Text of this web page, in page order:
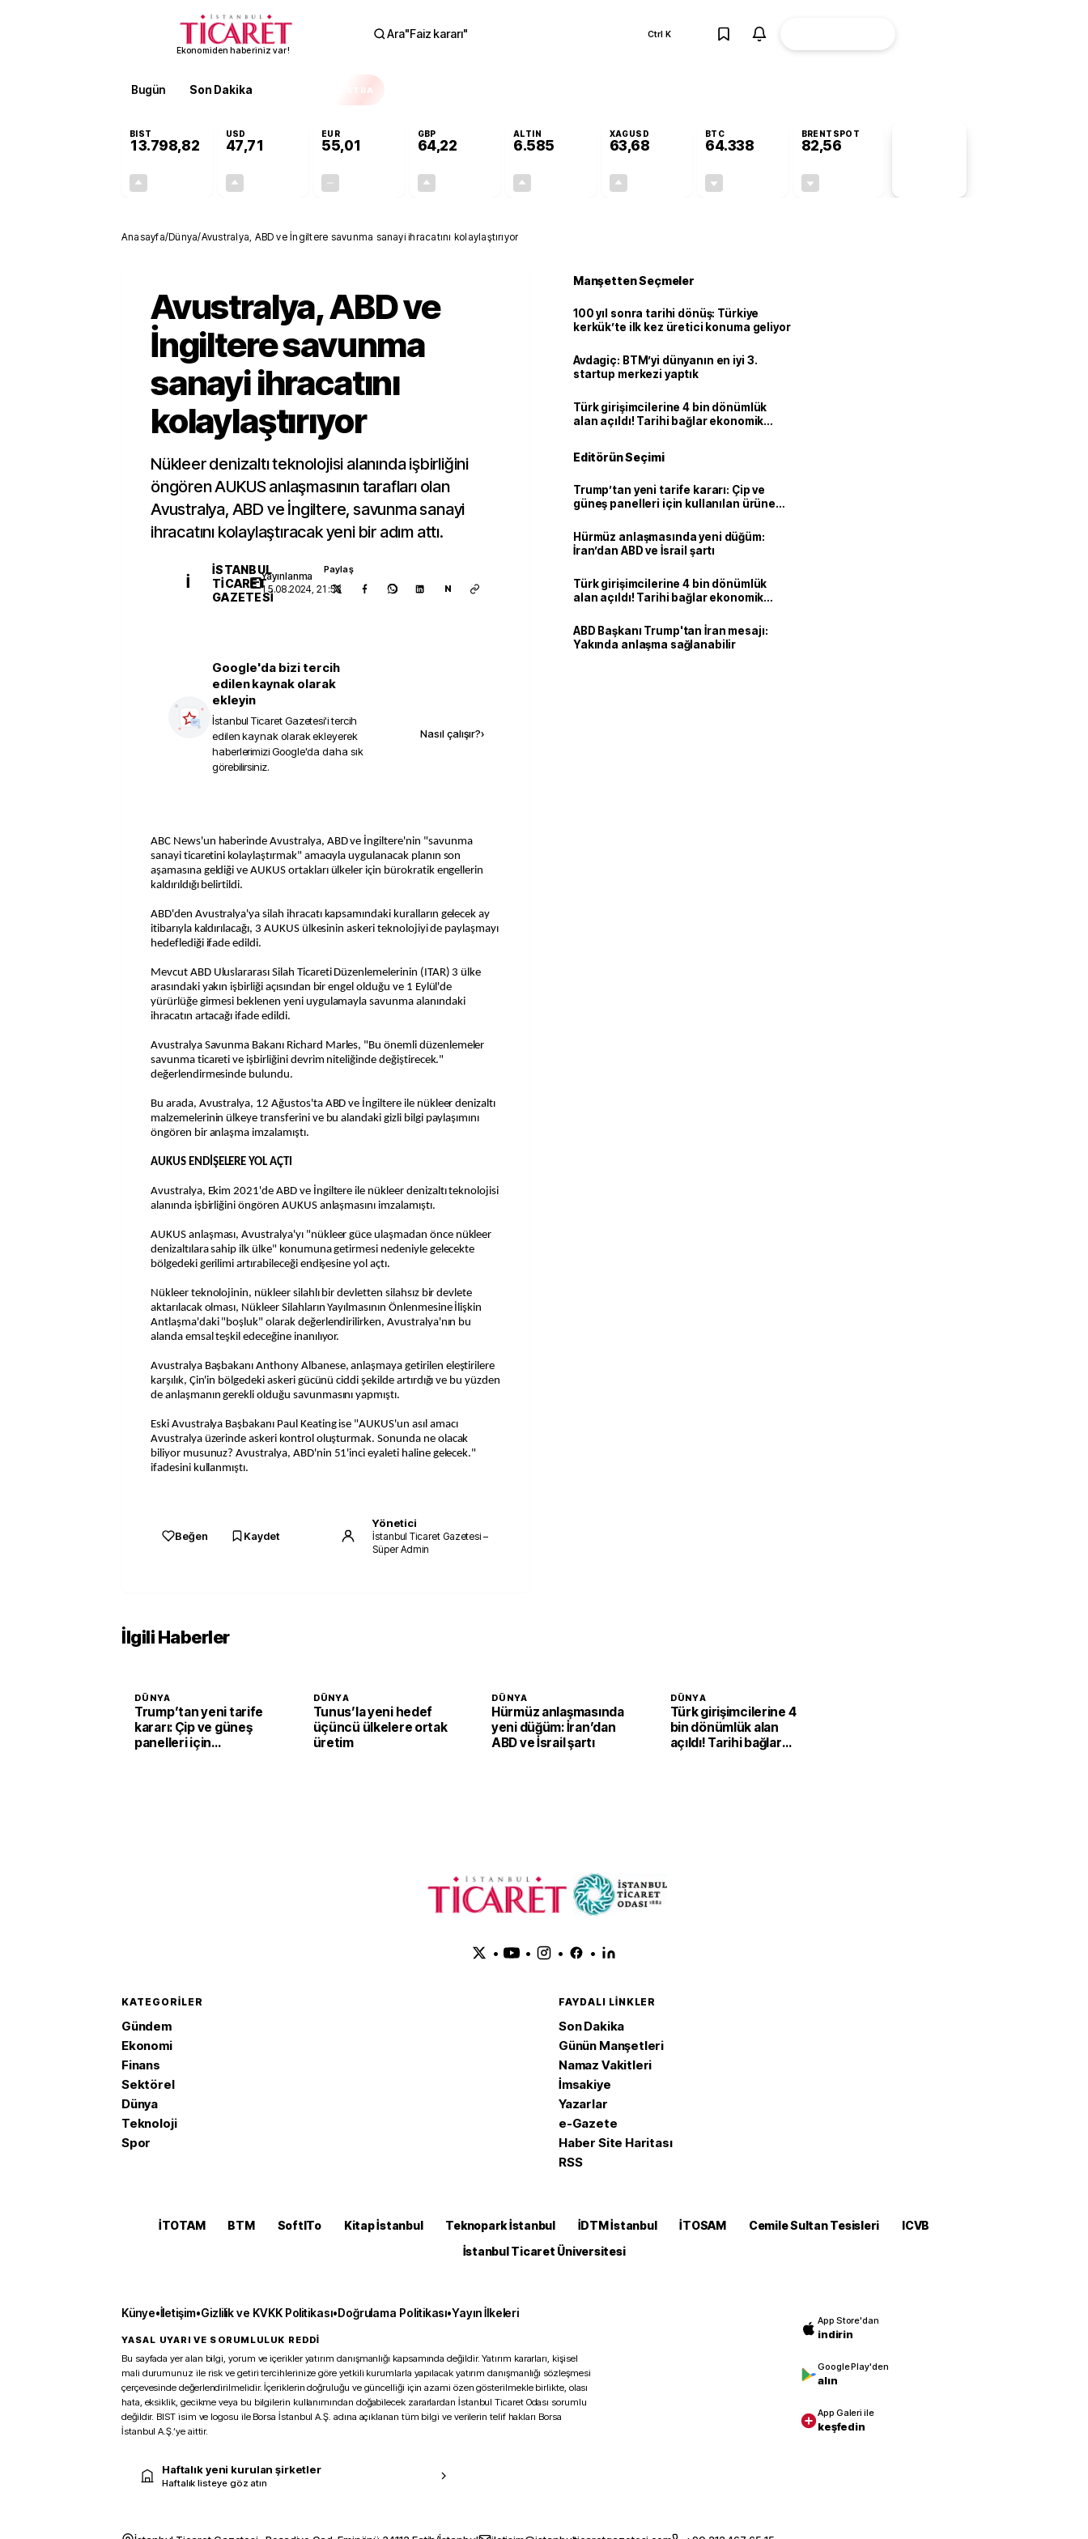
Ekonomiden haberiniz var!
Ara"Faiz kararı" Ctrl K
Bugün Son Dakika EKSTRA
BIST
13.798,82
USD
47,71
EUR
55,01
GBP
64,22
ALTIN
6.585
XAGUSD
63,68
BTC
64.338
BRENTSPOT
82,56
Anasayfa/Dünya/Avustralya, ABD ve İngiltere savunma sanayi ihracatını kolaylaştırıyor
Avustralya, ABD ve
İngiltere savunma
sanayi ihracatını
kolaylaştırıyor
Nükleer denizaltı teknolojisi alanında işbirliğini
öngören AUKUS anlaşmasının tarafları olan
Avustralya, ABD ve İngiltere, savunma sanayi
ihracatını kolaylaştıracak yeni bir adım attı.
İ
İSTANBUL
TICARET
GAZETESI
Yayınlanma
15.08.2024, 21:53
Paylaş
N
Google'da bizi tercih
edilen kaynak olarak
ekleyin
İstanbul Ticaret Gazetesi'i tercih
edilen kaynak olarak ekleyerek
haberlerimizi Google'da daha sık
görebilirsiniz.
Nasıl çalışır?›
ABC News'un haberinde Avustralya, ABD ve İngiltere'nin "savunma
sanayi ticaretini kolaylaştırmak" amacıyla uygulanacak planın son
aşamasına geldiği ve AUKUS ortakları ülkeler için bürokratik engellerin
kaldırıldığı belirtildi.
ABD'den Avustralya'ya silah ihracatı kapsamındaki kuralların gelecek ay
itibarıyla kaldırılacağı, 3 AUKUS ülkesinin askeri teknolojiyi de paylaşmayı
hedeflediği ifade edildi.
Mevcut ABD Uluslararası Silah Ticareti Düzenlemelerinin (ITAR) 3 ülke
arasındaki yakın işbirliği açısından bir engel olduğu ve 1 Eylül'de
yürürlüğe girmesi beklenen yeni uygulamayla savunma alanındaki
ihracatın artacağı ifade edildi.
Avustralya Savunma Bakanı Richard Marles, "Bu önemli düzenlemeler
savunma ticareti ve işbirliğini devrim niteliğinde değiştirecek."
değerlendirmesinde bulundu.
Bu arada, Avustralya, 12 Ağustos'ta ABD ve İngiltere ile nükleer denizaltı
malzemelerinin ülkeye transferini ve bu alandaki gizli bilgi paylaşımını
öngören bir anlaşma imzalamıştı.
AUKUS ENDİŞELERE YOL AÇTI
Avustralya, Ekim 2021'de ABD ve İngiltere ile nükleer denizaltı teknolojisi
alanında işbirliğini öngören AUKUS anlaşmasını imzalamıştı.
AUKUS anlaşması, Avustralya'yı "nükleer güce ulaşmadan önce nükleer
denizaltılara sahip ilk ülke" konumuna getirmesi nedeniyle gelecekte
bölgedeki gerilimi artırabileceği endişesine yol açtı.
Nükleer teknolojinin, nükleer silahlı bir devletten silahsız bir devlete
aktarılacak olması, Nükleer Silahların Yayılmasının Önlenmesine İlişkin
Antlaşma'daki "boşluk" olarak değerlendirilirken, Avustralya'nın bu
alanda emsal teşkil edeceğine inanılıyor.
Avustralya Başbakanı Anthony Albanese, anlaşmaya getirilen eleştirilere
karşılık, Çin'in bölgedeki askeri gücünü ciddi şekilde artırdığı ve bu yüzden
de anlaşmanın gerekli olduğu savunmasını yapmıştı.
Eski Avustralya Başbakanı Paul Keating ise "AUKUS'un asıl amacı
Avustralya üzerinde askeri kontrol oluşturmak. Sonunda ne olacak
biliyor musunuz? Avustralya, ABD'nin 51'inci eyaleti haline gelecek."
ifadesini kullanmıştı.
Beğen Kaydet
Yönetici
İstanbul Ticaret Gazetesi –
Süper Admin
Manşetten Seçmeler
100 yıl sonra tarihi dönüş: Türkiye
kerkük’te ilk kez üretici konuma geliyor
Avdagiç: BTM’yi dünyanın en iyi 3.
startup merkezi yaptık
Türk girişimcilerine 4 bin dönümlük
alan açıldı! Tarihi bağlar ekonomik
Editörün Seçimi
Trump’tan yeni tarife kararı: Çip ve
güneş panelleri için kullanılan ürüne
Hürmüz anlaşmasında yeni düğüm:
İran’dan ABD ve İsrail şartı
Türk girişimcilerine 4 bin dönümlük
alan açıldı! Tarihi bağlar ekonomik
ABD Başkanı Trump'tan İran mesajı:
Yakında anlaşma sağlanabilir
İlgili Haberler
DÜNYA
Trump’tan yeni tarife
kararı: Çip ve güneş
panelleri için
DÜNYA
Tunus’la yeni hedef
üçüncü ülkelere ortak
üretim
DÜNYA
Hürmüz anlaşmasında
yeni düğüm: İran’dan
ABD ve İsrail şartı
DÜNYA
Türk girişimcilerine 4
bin dönümlük alan
açıldı! Tarihi bağlar
• • • •
KATEGORILER
Gündem
Ekonomi
Finans
Sektörel
Dünya
Teknoloji
Spor
FAYDALI LINKLER
Son Dakika
Günün Manşetleri
Namaz Vakitleri
İmsakiye
Yazarlar
e-Gazete
Haber Site Haritası
RSS
İTOTAM BTM SoftITo Kitap İstanbul Teknopark İstanbul İDTM İstanbul İTOSAM Cemile Sultan Tesisleri
ICVB
İstanbul Ticaret Üniversitesi
Künye•İletişim•Gizlilik ve KVKK Politikası•Doğrulama Politikası•Yayın İlkeleri
YASAL UYARI VE SORUMLULUK REDDİ
Bu sayfada yer alan bilgi, yorum ve içerikler yatırım danışmanlığı kapsamında değildir. Yatırım kararları, kişisel
mali durumunuz ile risk ve getiri tercihlerinize göre yetkili kurumlarla yapılacak yatırım danışmanlığı sözleşmesi
çerçevesinde değerlendirilmelidir. İçeriklerin doğruluğu ve güncelliği için azami özen gösterilmekle birlikte, olası
hata, eksiklik, gecikme veya bu bilgilerin kullanımından doğabilecek zararlardan İstanbul Ticaret Odası sorumlu
değildir. BIST isim ve logosu ile Borsa İstanbul A.Ş. adına açıklanan tüm bilgi ve verilerin telif hakları Borsa
İstanbul A.Ş.’ye aittir.
Haftalık yeni kurulan şirketler
Haftalık listeye göz atın
App Store'dan
indirin
Google Play'den
alın
App Galeri ile
keşfedin